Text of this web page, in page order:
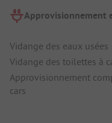
Approvisionnement
Vidange des eaux usées
Vidange des toilettes à
Approvisionnement
cars